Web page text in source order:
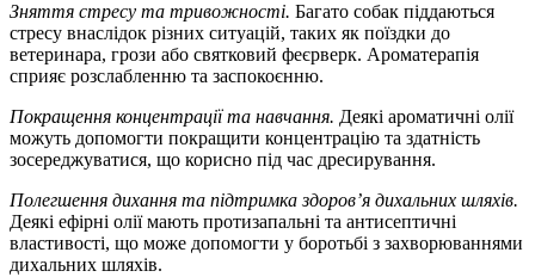
Зняття стресу та тривожності. Багато собак піддаються
стресу внаслідок різних ситуацій, таких як поїздки до
ветеринара, грози або святковий феєрверк. Ароматерапія
сприяє розслабленню та заспокоєнню.
Покращення концентрації та навчання. Деякі ароматичні олії
можуть допомогти покращити концентрацію та здатність
зосереджуватися, що корисно під час дресирування.
Полегшення дихання та підтримка здоров’я дихальних шляхів.
Деякі ефірні олії мають протизапальні та антисептичні
властивості, що може допомогти у боротьбі з захворюваннями
дихальних шляхів.